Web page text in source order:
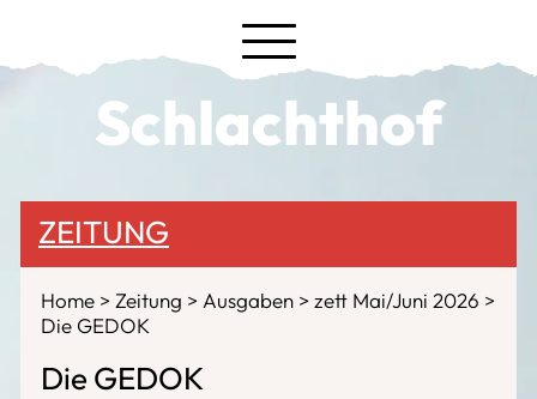
Schlachthof
ZEITUNG
Home Zeitung Ausgaben
zett Mai/Juni 2026
Die GEDOK
Die GEDOK